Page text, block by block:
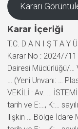
Kararı
Karar İçeriği
T.C. D A N I Ş T A Y
Karar No : 2024/711
Dairesi Müdürlüğü/…
… (Yeni Unvanı: …
VEKİLİ : Av. …
tarih ve E:…, K:…
ilişkin … Bölge İdare